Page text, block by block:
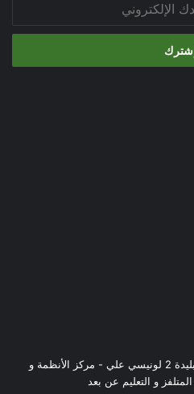
جميع الحقوق محفوظة جامعة البليدة 2 لونيسي علي - مركز الأنظمة و
و التعليم عن بعد